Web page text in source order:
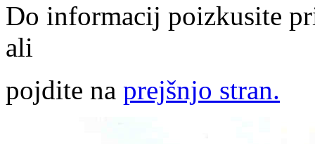
Do informacij poizkusite
ali
pojdite na prejšnjo stran.